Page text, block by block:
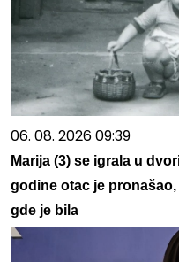
06. 08. 2026 09:39
Marija (3) se igrala u
godine otac je
gde je bila